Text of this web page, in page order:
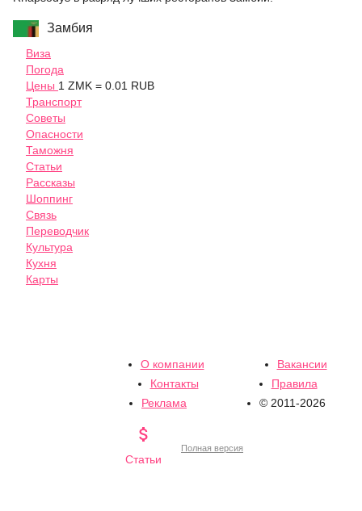
Замбия
Виза
Погода
Цены 1 ZMK = 0.01 RUB
Транспорт
Советы
Опасности
Таможня
Статьи
Рассказы
Шоппинг
Связь
Переводчик
Культура
Кухня
Карты
О компании
Вакансии
Контакты
Правила
Реклама
© 2011-2026

Статьи
Полная версия